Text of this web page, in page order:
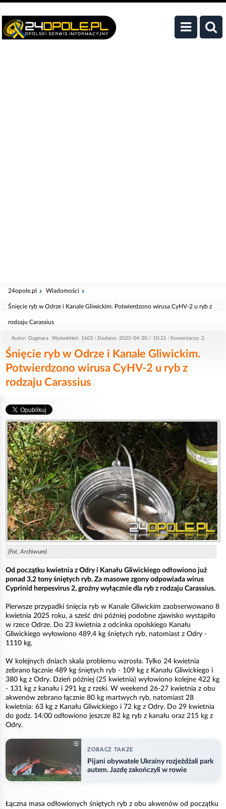
24opole.pl Wiadomości
Śnięcie ryb w Odrze i Kanale Gliwickim. Potwierdzono wirusa CyHV-2 u ryb z
rodzaju Carassius
Autor: Dagmara Wyświetleń: 1605 Dodano: 2025-04-30 / 10:21 Komentarzy: 2
Śnięcie ryb w Odrze i Kanale Gliwickim.
Potwierdzono wirusa CyHV-2 u ryb z
rodzaju Carassius
(Fot. Archiwum)
Od początku kwietnia z Odry i Kanału Gliwickiego odłowiono już
ponad 3,2 tony śniętych ryb. Za masowe zgony odpowiada wirus
Cyprinid herpesvirus 2, groźny wyłącznie dla ryb z rodzaju Carassius.
Pierwsze przypadki śnięcia ryb w Kanale Gliwickim zaobserwowano 8
kwietnia 2025 roku, a sześć dni później podobne zjawisko wystąpiło
w rzece Odrze. Do 23 kwietnia z odcinka opolskiego Kanału
Gliwickiego wyłowiono 489,4 kg śniętych ryb, natomiast z Odry -
1110 kg.
W kolejnych dniach skala problemu wzrosła. Tylko 24 kwietnia
zebrano łącznie 489 kg śniętych ryb - 109 kg z Kanału Gliwickiego i
380 kg z Odry. Dzień później (25 kwietnia) wyłowiono kolejne 422 kg
- 131 kg z kanału i 291 kg z rzeki. W weekend 26-27 kwietnia z obu
akwenów zebrano łącznie 80 kg martwych ryb, natomiast 28
kwietnia: 63 kg z Kanału Gliwickiego i 72 kg z Odry. Do 29 kwietnia
do godz. 14:00 odłowiono jeszcze 82 kg ryb z kanału oraz 215 kg z
Odry.
ZOBACZ TAKZE
Pijani obywatele Ukrainy rozjeżdżali park
autem. Jazdę zakończyli w rowie
Łączna masa odłowionych śniętych ryb z obu akwenów od początku